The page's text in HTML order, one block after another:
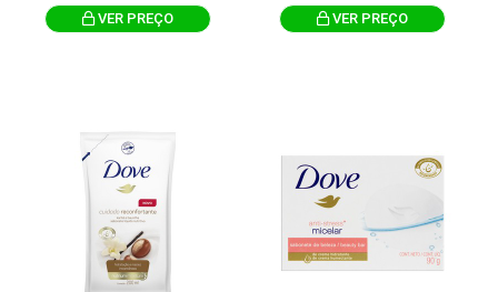
VER PREÇO VER PREÇO